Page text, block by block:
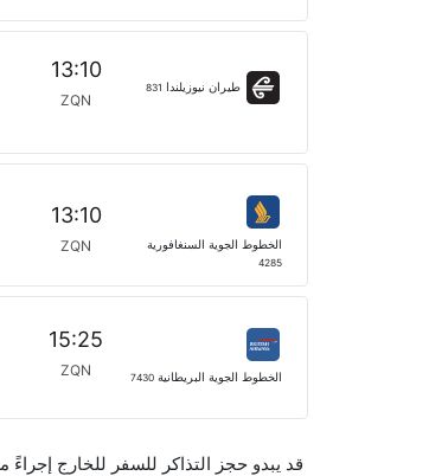
طيران نيوزيلندا 831
13:10
ZQN
الخطوط الجوية السنغافورية
4285
13:10
ZQN
الخطوط الجوية البريطانية 7430
15:25
ZQN
قد يبدو حجز التذاكر للسفر للخارج إجراءً